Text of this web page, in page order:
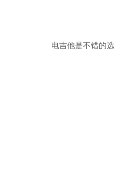
电吉他是不错的选